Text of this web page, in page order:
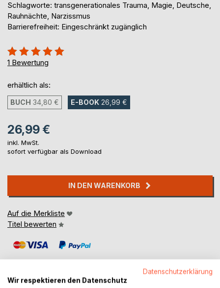
Schlagworte: transgenerationales Trauma, Magie, Deutsche,
Rauhnächte, Narzissmus
Barrierefreiheit: Eingeschränkt zugänglich
Bewertung::
100%
1 Bewertung
erhältlich als:
BUCH 34,80 € E-BOOK 26,99 €
26,99 €
inkl. MwSt.
sofort verfügbar als Download
IN DEN WARENKORB
Auf die Merkliste
Titel bewerten
Datenschutzerklärung
Wir respektieren den Datenschutz